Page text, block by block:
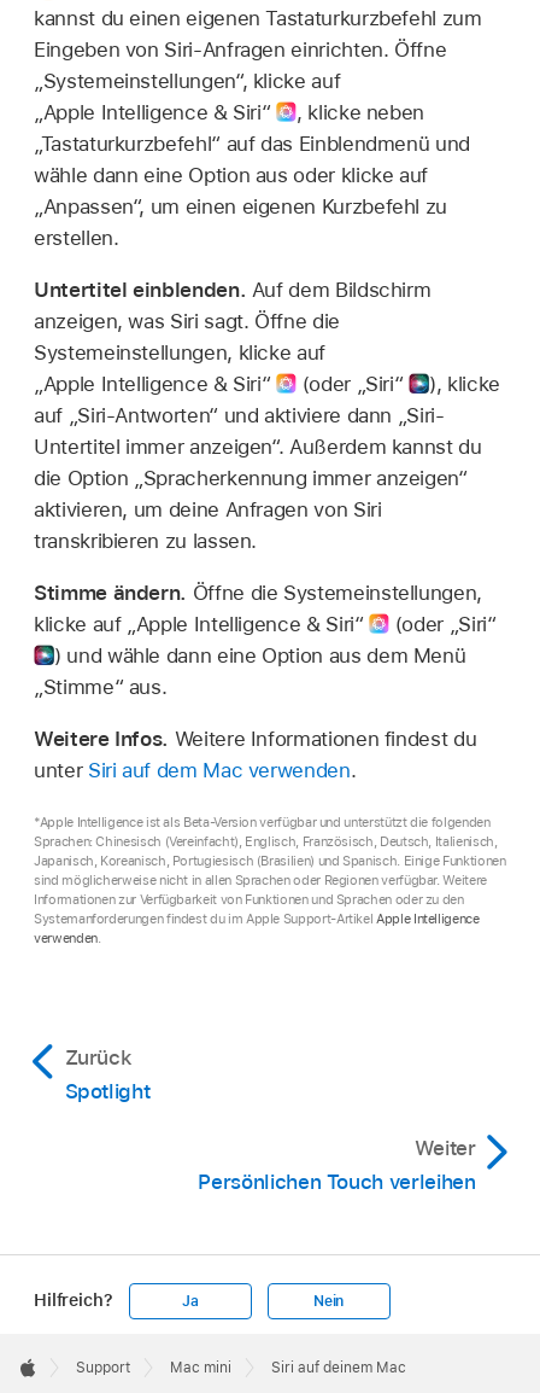
kannst du einen eigenen Tastaturkurzbefehl zum
Eingeben von Siri-Anfragen einrichten. Öffne
„Systemeinstellungen“, klicke auf
„Apple Intelligence & Siri“
, klicke neben
„Tastaturkurzbefehl“ auf das Einblendmenü und
wähle dann eine Option aus oder klicke auf
„Anpassen“, um einen eigenen Kurzbefehl zu
erstellen.
Untertitel einblenden. Auf dem Bildschirm
anzeigen, was Siri sagt. Öffne die
Systemeinstellungen, klicke auf
„Apple Intelligence & Siri“
(oder „Siri“ ), klicke
auf „Siri-Antworten“ und aktiviere dann „Siri-
Untertitel immer anzeigen“. Außerdem kannst du
die Option „Spracherkennung immer anzeigen“
aktivieren, um deine Anfragen von Siri
transkribieren zu lassen.
Stimme ändern. Öffne die Systemeinstellungen,
klicke auf „Apple Intelligence & Siri“
(oder „Siri“
) und wähle dann eine Option aus dem Menü
„Stimme“ aus.
Weitere Infos. Weitere Informationen findest du
unter Siri auf dem Mac verwenden.
*Apple Intelligence ist als Beta-Version verfügbar und unterstützt die folgenden
Sprachen: Chinesisch (Vereinfacht), Englisch, Französisch, Deutsch, Italienisch,
Japanisch, Koreanisch, Portugiesisch (Brasilien) und Spanisch. Einige Funktionen
sind möglicherweise nicht in allen Sprachen oder Regionen verfügbar. Weitere
Informationen zur Verfügbarkeit von Funktionen und Sprachen oder zu den
Systemanforderungen findest du im Apple Support-ArtikelApple Intelligence
verwenden.
Zurück
Spotlight
Weiter
Persönlichen Touch verleihen
Hilfreich? Ja Nein
Footer

Support Mac mini Siri auf deinem Mac